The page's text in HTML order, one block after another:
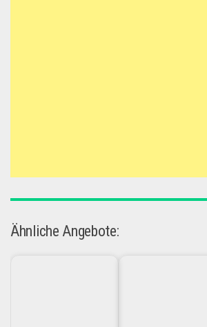
Ähnliche Angebote: